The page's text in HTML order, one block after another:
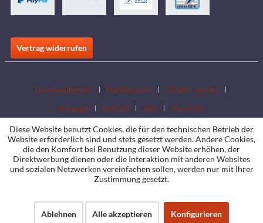
Vertrag widerrufen
Downloadbereich Händlersuche
Händler werden
Kataloge
Kontakt Jobs Standorte
Diese Website benutzt Cookies, die für den technischen Betrieb der
Website erforderlich sind und stets gesetzt werden. Andere Cookies,
die den Komfort bei Benutzung dieser Website erhöhen, der
Direktwerbung dienen oder die Interaktion mit anderen Websites
und sozialen Netzwerken vereinfachen sollen, werden nur mit Ihrer
Zustimmung gesetzt.
Ablehnen Alle akzeptieren Konfigurieren